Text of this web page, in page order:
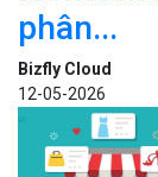
phân...
Bizfly Cloud
12-05-2026